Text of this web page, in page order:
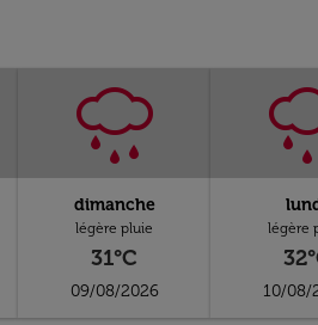
dimanche
légère pluie
31°C
09/08/2026
légère
10/08/